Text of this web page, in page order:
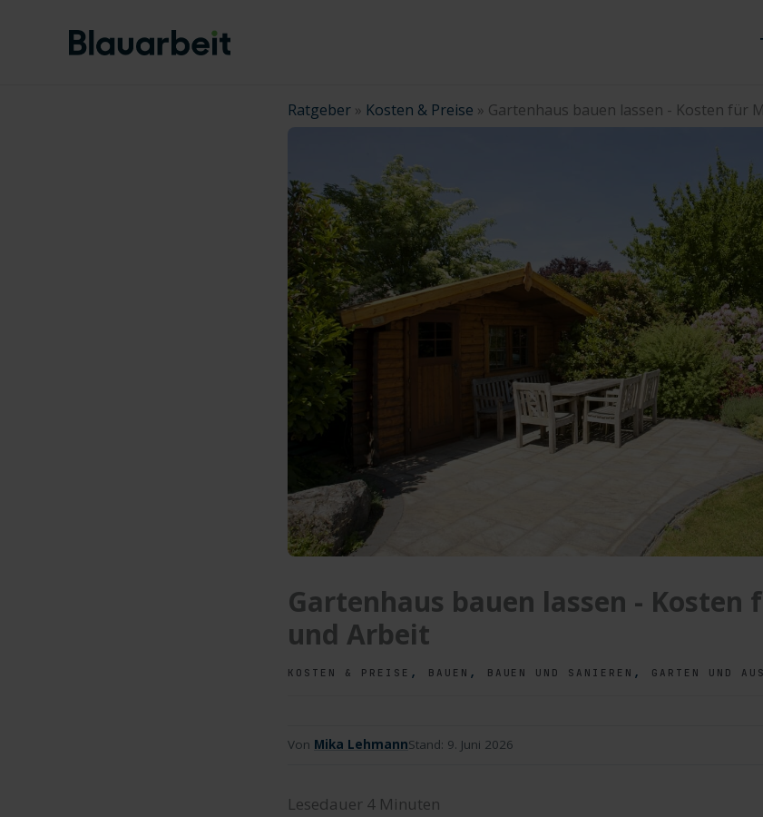
Ratgeber » Kosten & Preise » Gartenhaus bauen lassen - Kosten für
Gartenhaus bauen lassen - Kosten
und Arbeit
KOSTEN & PREISE , BAUEN , BAUEN UND SANIEREN , GARTEN UND
Von Mika LehmannStand: 9. Juni 2026
Lesedauer 4 Minuten